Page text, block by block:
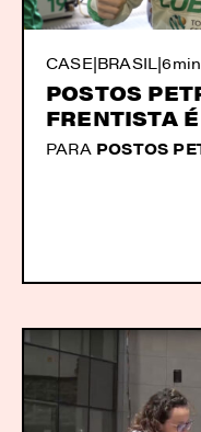
CASE|BRASIL |6min
POSTOS
FRENTISTA
PARA POSTOS